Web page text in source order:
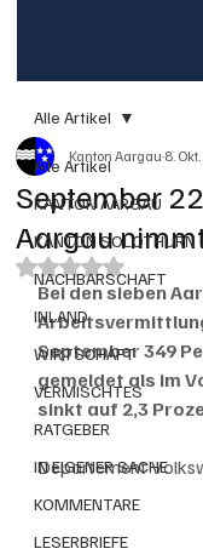
Alle Artikel
KANTON AARGAU
KANTON SOLOTHURN
NACHBARSCHAFT
INLAND
WIRTSCHAFT
VERMISCHTES
RATGEBER
IN EIGENER SACHE
KOMMENTARE
LESERBRIEFE
Alle Artikel
September
Aargau
Kanton Aargau8.
Mit NaN von 5
Bei den sieben
September 349
gemeldet als im
sinkt auf 2,3
Departement